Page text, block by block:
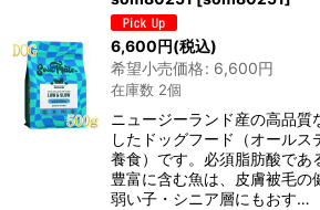
6,600 円(税込)
希望小売価格: 6,600円
在庫数 2個
ニュージーランド産の高品質
したドッグフード（オールス
養食）です。必須脂肪酸であ
豊富に含む魚は、皮膚被毛の
弱い子・シニア層にもおす…